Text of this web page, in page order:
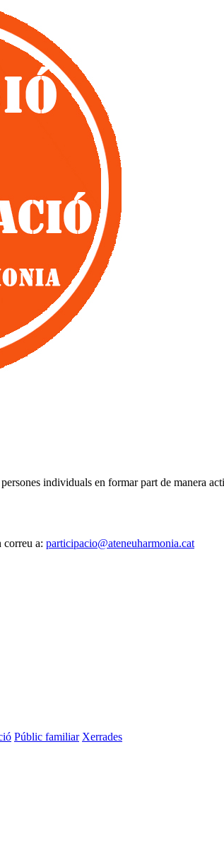
individuals en formar part de manera
correu a: participacio@ateneuharmonia.cat
Públic familiar Xerrades